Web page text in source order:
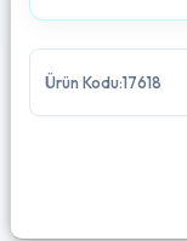
Ürün Kodu:17618